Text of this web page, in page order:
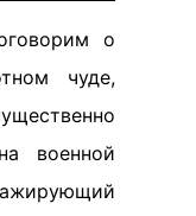
о
чуде,
военной